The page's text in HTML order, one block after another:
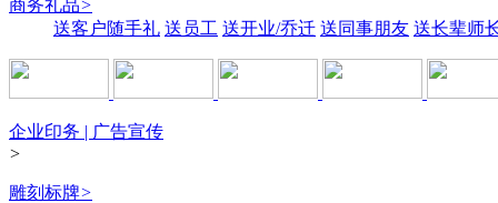
商务礼品>
送客户随手礼 送员工 送开业/乔迁 送同事朋友 送长辈师
企业印务 | 广告宣传
>
雕刻标牌>